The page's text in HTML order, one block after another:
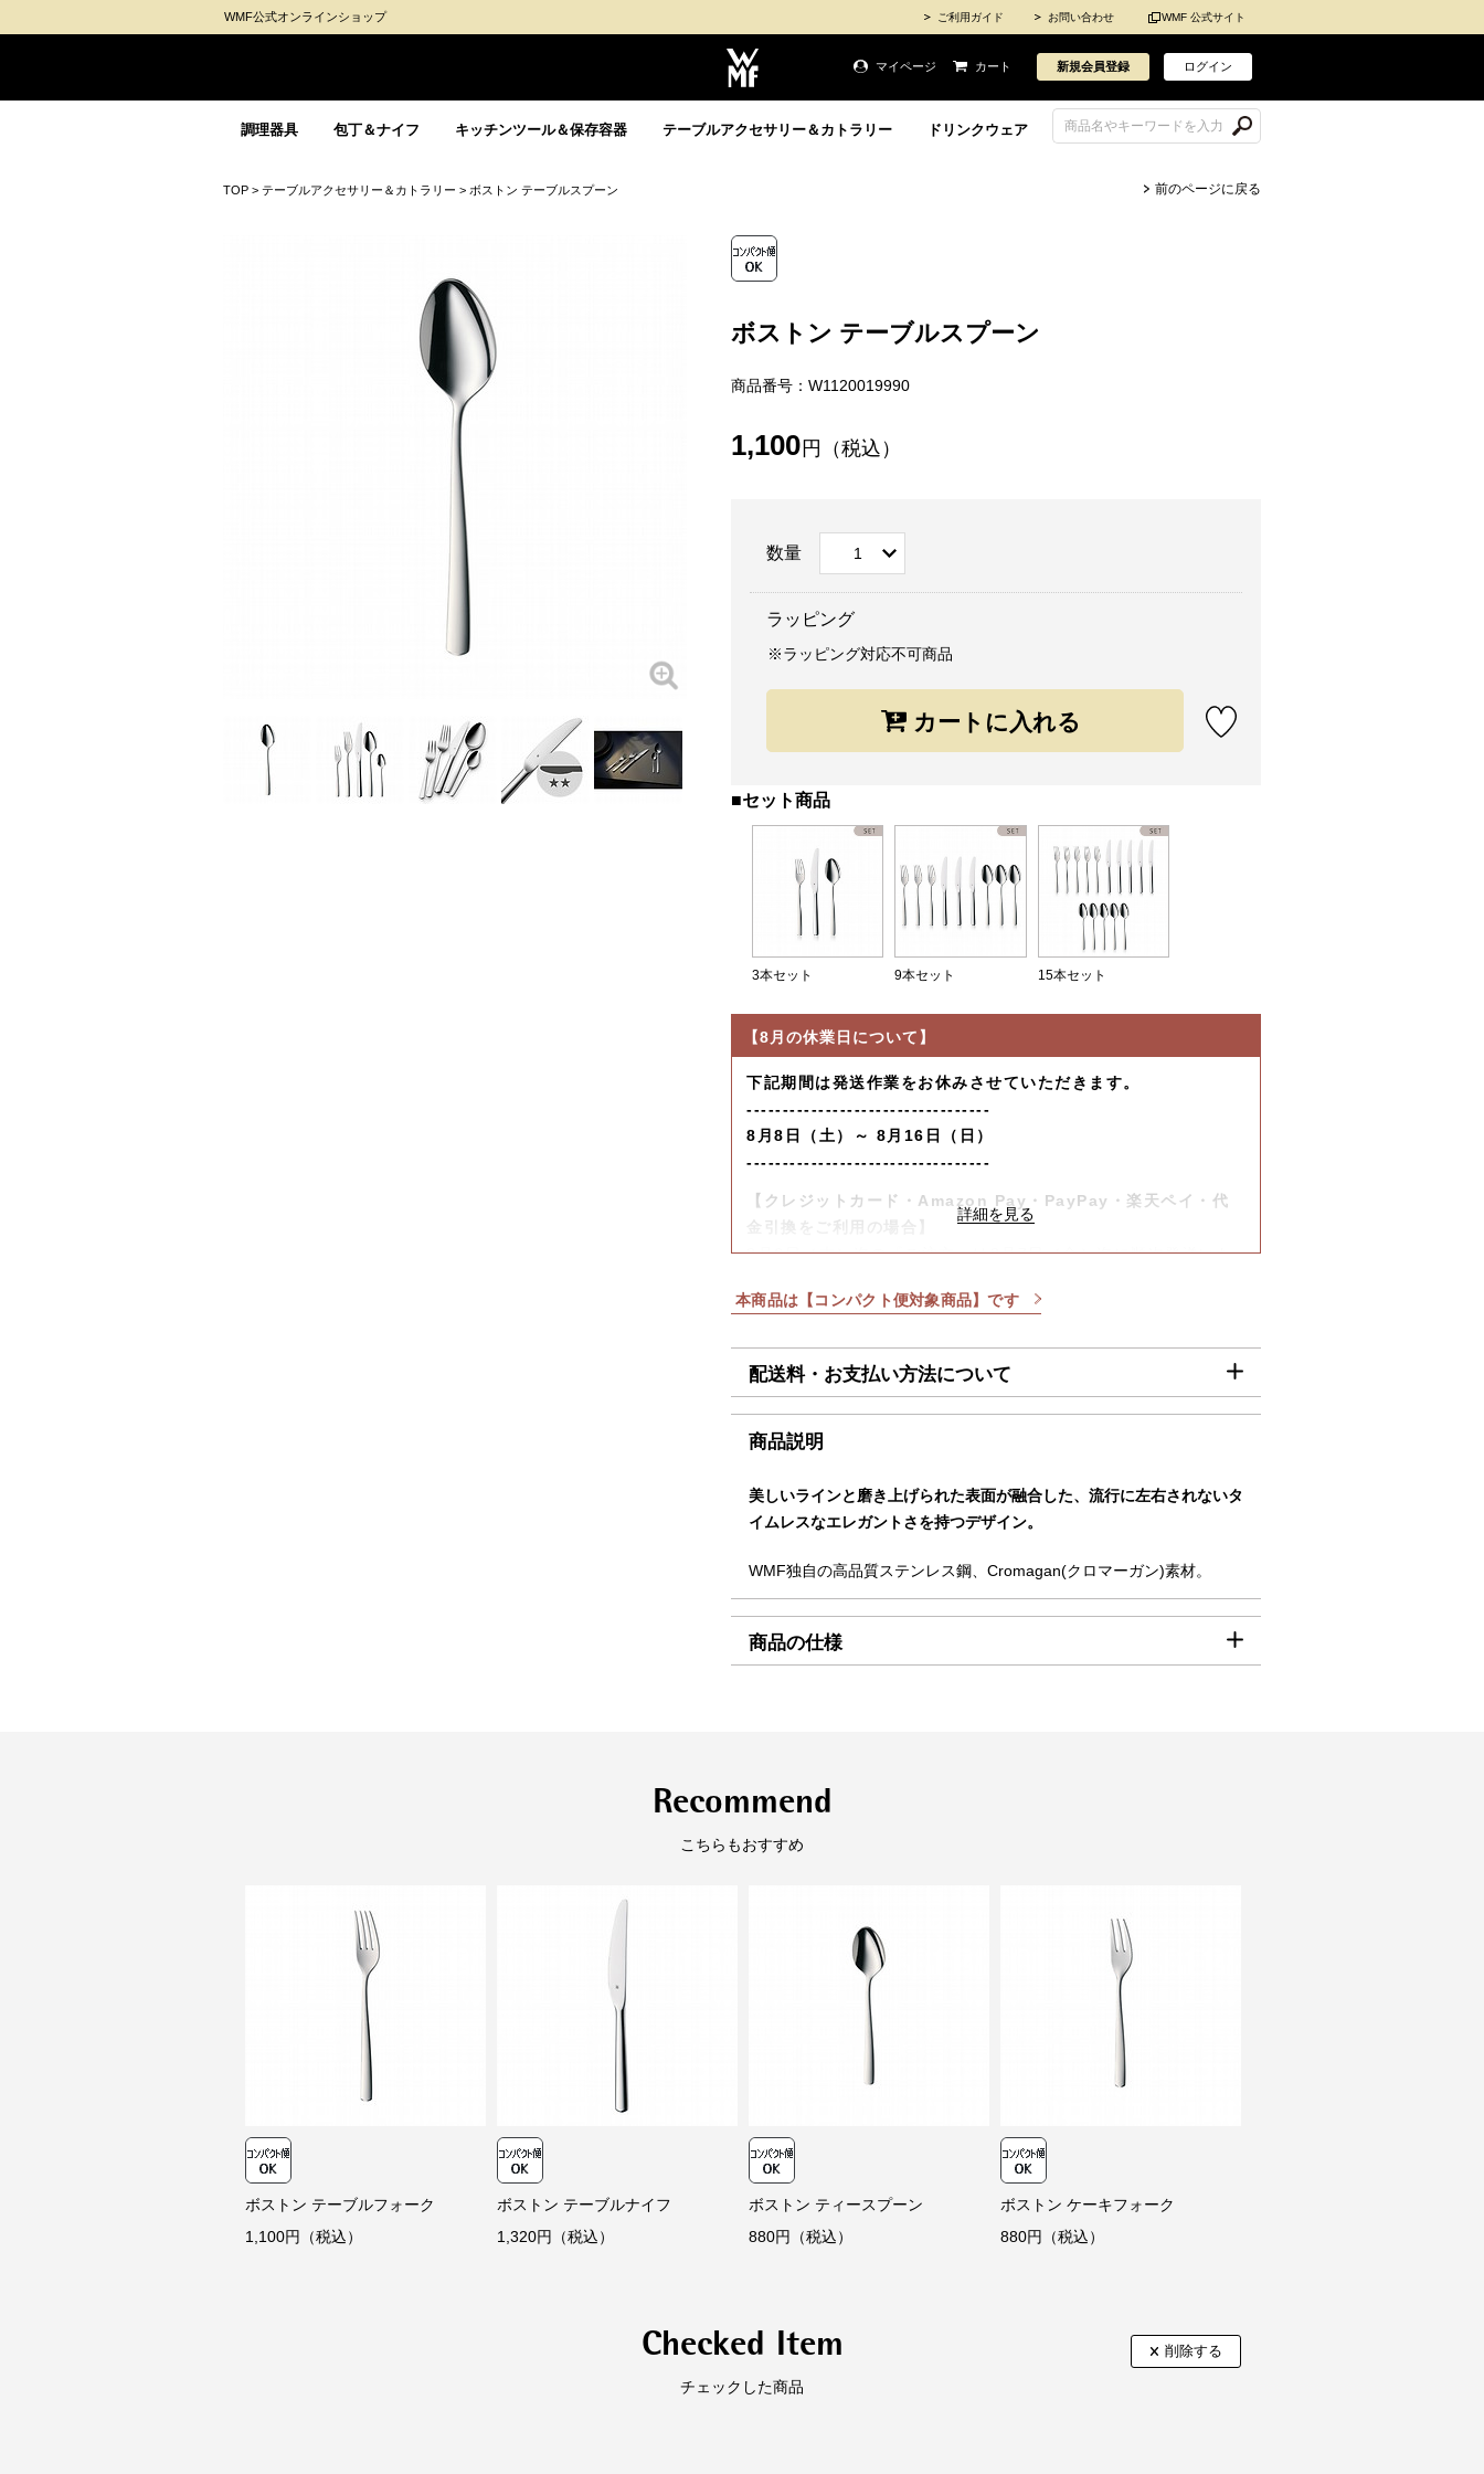
WMF公式オンラインショップ ご利用ガイド お問い合わせ WMF 公式サイト
マイページ カート 新規会員登録 ログイン
調理器具 包丁＆ナイフ キッチンツール＆保存容器 テーブルアクセサリー＆カトラリー ドリンクウェア
TOP > テーブルアクセサリー＆カトラリー > ボストン テーブルスプーン 前のページに戻る
ボストン テーブルスプーン
商品番号：W1120019990
1,100 円（税込）
数量
ラッピング
※ラッピング対応不可商品
■セット商品
3本セット 9本セット 15本セット
【8月の休業日について】
下記期間は発送作業をお休みさせていただきます。
----------------------------------
8月8日（土）～ 8月16日（日）
----------------------------------
【クレジットカード・Amazon Pay・PayPay・楽天ペイ・代
金引換をご利用の場合】
8月6日（木）迄の『ご注文』は8月7日（金）迄に順次発送いた
【コンビニ決済をご利用の場合】
8月6日（木）迄の『ご注文及びご入金確認分』は8月7日（金）
迄に順次発送いたします。
上記日時以降のご注文及びご入金確認分につきましては、8月17日
（月）以降の発送となります。
ご迷惑をお掛けいたしますが、何卒ご了承賜りますようお願い申
し上げます。
本商品は【コンパクト便対象商品】です
配送料・お支払い方法について
■配送料（税込）
東北・関東・信越・
840円
沖縄 1,980円
■お支払方法
「コンパクト便」を選択の場合は、クレジット決済のみのご利用とな
一括払のみご利用可能です。
キャッシュレス決済
セブンイレブン、ローソン、
ファミリーマート、ミニストップ、
【手数料】
330円（一律）
代金引換
【代金引換手数料】
330円～1,100円
商品説明
美しいラインと磨き上げられた表面が融合した、流行に左右されないタ
イムレスなエレガントさを持つデザイン。
WMF独自の高品質ステンレス鋼、Cromagan(クロマーガン)素材。
商品の仕様
素材
定格、製品仕様）
Recommend
こちらもおすすめ
ボストン テーブルフォーク
1,100円（税込）
ボストン テーブルナイフ
1,320円（税込）
ボストン ティースプーン
880円（税込）
ボストン ケーキフォーク
880円（税込）
Checked Item
チェックした商品